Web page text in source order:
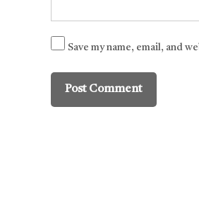
Save my name, email, and